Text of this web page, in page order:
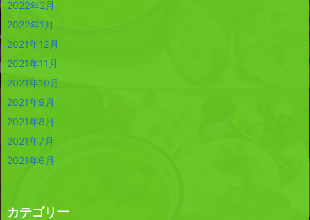
2022年2月
2022年1月
2021年12月
2021年11月
2021年10月
2021年9月
2021年8月
2021年7月
2021年6月
カテゴリー